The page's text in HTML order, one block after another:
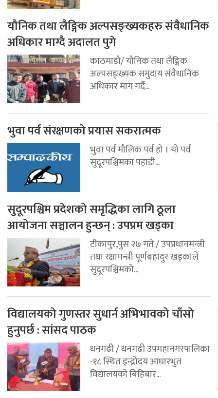
यौनिक तथा लैङ्गिक अल्पसङ्ख्यकहरु संवैधानिक
अधिकार माग्दै अदालत पुगे
काठमाडौ/ यौनिक तथा लैङ्गिक
अल्पसङ्ख्यक समुदाय संवैधानिक
अधिकार माग गर्दै...
भुवा पर्व संरक्षणको प्रयास सकरात्मक
भुवा पर्व मौलिक पर्व हो । यो पर्व
सुदूरपश्चिमका पहाडी...
सुदूरपश्चिम प्रदेशको समृद्धिका लागि ठूला
आयोजना सञ्चालन हुन्छन् : उपप्रम खड्का
टीकापुर,पुस २७ गते / उपप्रधानमन्त्री
तथा रक्षामन्त्री पूर्णबहादुर खड्काले
सुदूरपश्चिमको...
विद्यालयको गुणस्तर सुधार्न अभिभावको चाँसो
हुनुपर्छ : सांसद पाठक
धनगढी / धनगढी उपमहानगरपालिका
-१८ स्थित इन्द्रोदय आधारभुत
विद्यालयको बिहिबार...